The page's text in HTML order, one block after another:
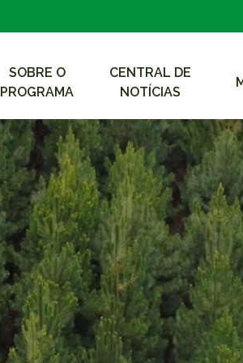
SOBRE O
PROGRAMA
CENTRAL DE
NOTÍCIAS